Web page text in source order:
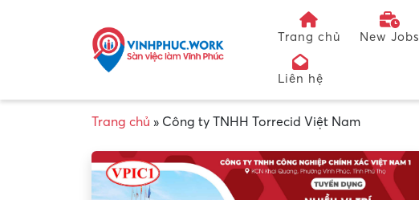
Trang chủ New Jobs
Liên hệ
Trang chủ » Công ty TNHH Torrecid Việt Nam